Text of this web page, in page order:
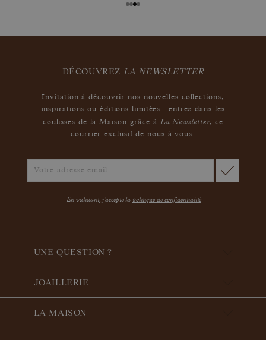
DÉCOUVREZ LA NEWSLETTER
Invitation à découvrir nos nouvelles collections,
inspirations ou éditions limitées : entrez dans les
coulisses de la Maison grâce à La Newsletter,ce
courrier exclusif de nous à vous.
En validant, j'accepte la politique de confidentialité
UNE QUESTION ?
JOAILLERIE
LA MAISON